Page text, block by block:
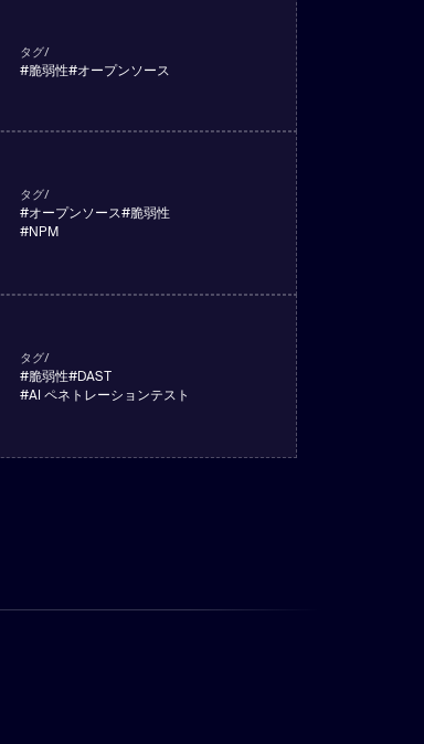
タグ/
#脆弱性#オープンソース
タグ/
#オープンソース#脆弱性
#NPM
タグ/
#脆弱性#DAST
#AI ペネトレーションテスト